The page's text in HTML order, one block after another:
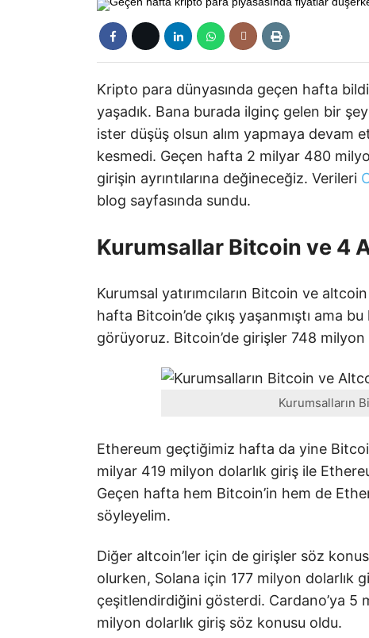
Kripto para dünyasında geçen hafta
yaşadık. Bana burada ilginç gelen bir
ister düşüş olsun alım yapmaya devam
kesmedi. Geçen hafta 2 milyar 480
girişin ayrıntılarına değineceğiz. Verileri
blog sayfasında sundu.
Kurumsallar Bitcoin ve 4
Kurumsal yatırımcıların Bitcoin ve
hafta Bitcoin’de çıkış yaşanmıştı ama
görüyoruz. Bitcoin’de girişler 748 milyon
Kurumsalların
Ethereum geçtiğimiz hafta da yine
milyar 419 milyon dolarlık giriş ile
Geçen hafta hem Bitcoin’in hem de
söyleyelim.
Diğer altcoin’ler için de girişler söz
olurken, Solana için 177 milyon dolarlık
çeşitlendirdiğini gösterdi. Cardano’ya 5
milyon dolarlık giriş söz konusu oldu.